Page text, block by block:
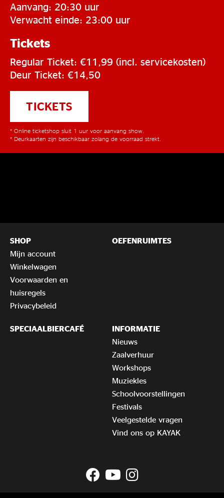
Aanvang: 20:30 uur
Verwacht einde: 23:00 uur
Tickets
Regular Ticket: €11,99 (incl. servicekosten)
Deur Ticket: €14,50
TICKETS
* Online ticketshop sluit 1 uur voor aanvang show.
* Deurkaarten zijn beschikbaar zolang de voorraad strekt.
SHOP
Mijn account
Winkelwagen
Voorwaarden en
huisregels
Privacybeleid
OEFENRUIMTES
SPECIAALBIERCAFÉ
INFORMATIE
Nieuws
Zaalverhuur
Workshops
Muziekles
Schoolvoorstellingen
Festivals
Veelgestelde vragen
Vind ons op KAYAK